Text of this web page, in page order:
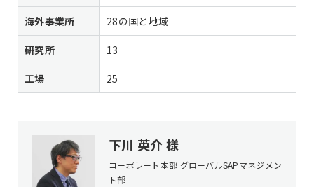
海外事業所 28の国と地域
研究所 13
工場 25
下川 英介 様
コーポレート本部 グローバルSAPマネジメン
ト部